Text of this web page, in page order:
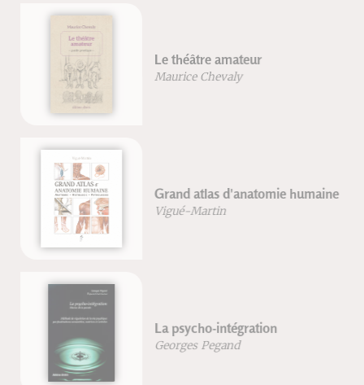
Le théâtre amateur
Maurice Chevaly
Grand atlas d'anatomie humaine
Vigué-Martin
La psycho-intégration
Georges Pegand